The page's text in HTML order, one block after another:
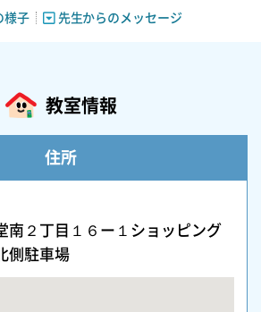
様子 先生からのメッセージ
教室情報
住所
南２丁目１６ー１ショッピング
側駐車場